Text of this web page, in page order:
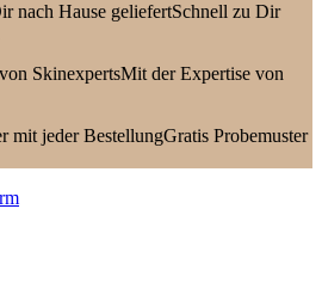
Schnell zu Dir
Mit der Expertise von
Gratis Probemuster